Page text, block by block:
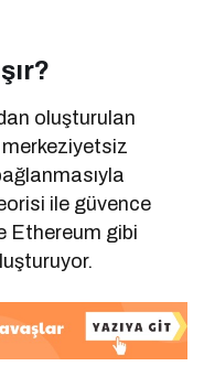
oluşturulan
merkeziyetsiz
ile güvence
Ethereum gibi